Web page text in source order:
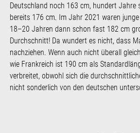
Deutschland noch 163 cm, hundert Jahre
bereits 176 cm. Im Jahr 2021 waren
18–20 Jahren dann schon fast 182 cm
Durchschnitt! Da wundert es nicht, dass
nachziehen. Wenn auch nicht überall
wie Frankreich ist 190 cm als
verbreitet, obwohl sich die
nicht sonderlich von den deutschen